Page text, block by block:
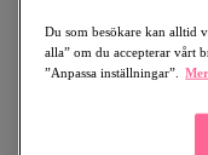
Du som besökare kan alltid
alla” om du accepterar vårt
”Anpassa inställningar”.